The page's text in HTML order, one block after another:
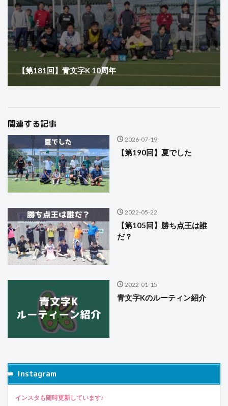
【第181回】青文字K 10周年
関連する記事
2026-07-19
【第190回】夏でした
2022-05-22
【第105回】勝ち点王は誰
だ？
2022-01-15
青文字Kのルーティン紹介
Instagram
インスタも随時更新しています♪